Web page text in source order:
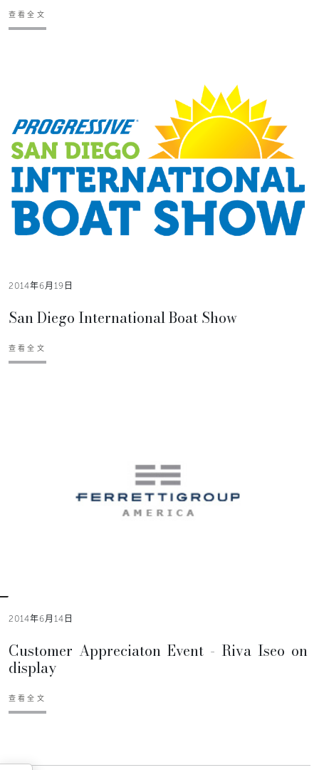
查看全文
2014年6月19日
San Diego International Boat Show
查看全文
2014年6月14日
Customer Appreciaton Event - Riva Iseo on
display
查看全文